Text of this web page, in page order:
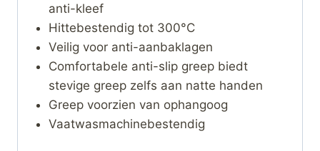
anti-kleef
Hittebestendig tot 300°C
Veilig voor anti-aanbaklagen
Comfortabele anti-slip greep biedt
stevige greep zelfs aan natte handen
Greep voorzien van ophangoog
Vaatwasmachinebestendig